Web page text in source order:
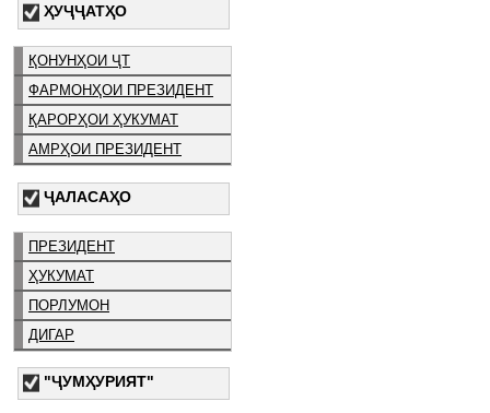
ҲУҶҶАТҲО
ҚОНУНҲОИ ҶТ
ФАРМОНҲОИ ПРЕЗИДЕНТ
ҚАРОРҲОИ ҲУКУМАТ
АМРҲОИ ПРЕЗИДЕНТ
ҶАЛАСАҲО
ПРЕЗИДЕНТ
ҲУКУМАТ
ПОРЛУМОН
ДИГАР
"ҶУМҲУРИЯТ"